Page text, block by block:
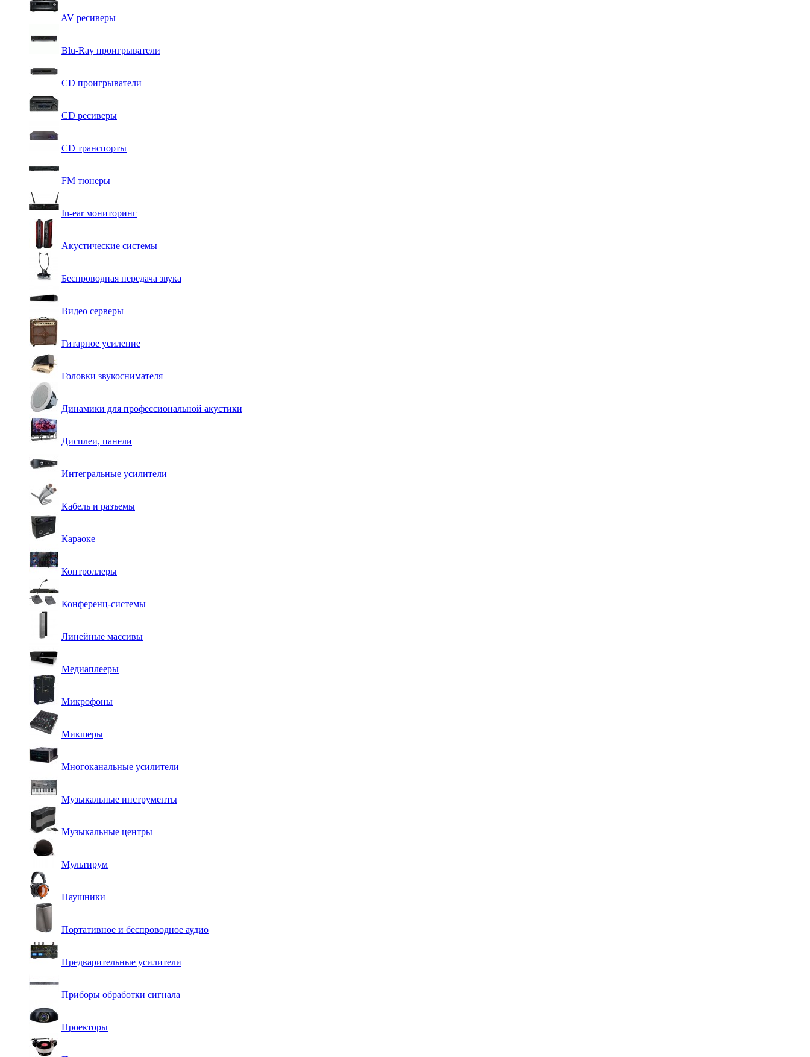
AV ресиверы
Blu-Ray проигрыватели
CD проигрыватели
CD ресиверы
CD транспорты
FM тюнеры
In-ear мониторинг
Акустические системы
Беспроводная передача звука
Видео серверы
Гитарное усиление
Головки звукоснимателя
Динамики для профессиональной акустики
Дисплеи, панели
Интегральные усилители
Кабель и разъемы
Караоке
Контроллеры
Конференц-системы
Линейные массивы
Медиаплееры
Микрофоны
Микшеры
Многоканальные усилители
Музыкальные инструменты
Музыкальные центры
Мультирум
Наушники
Портативное и беспроводное аудио
Предварительные усилители
Приборы обработки сигнала
Проекторы